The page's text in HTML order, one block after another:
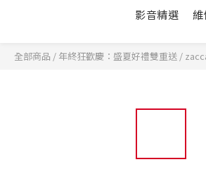
影音精選
全部商品 / 年終狂歡慶：盛夏好禮雙重送 /